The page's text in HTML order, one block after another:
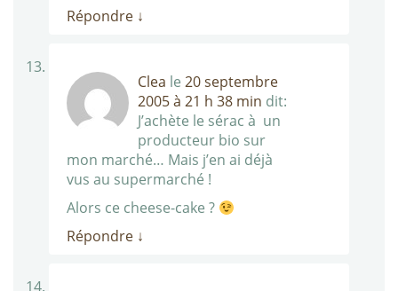
Répondre ↓
Clea le 20 septembre
2005 à 21 h 38 min dit:
J’achète le sérac à un
producteur bio sur
mon marché… Mais j’en ai déjà
vus au supermarché !
Alors ce cheese-cake ?
Répondre ↓